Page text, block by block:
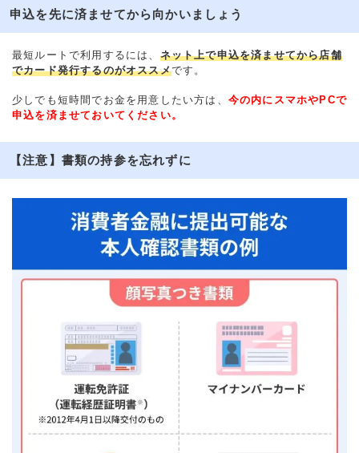
申込を先に済ませてから向かいましょう
最短ルートで利用するには、 ネット上で申込を済ませてから店舗
でカード発行するのがオススメです。
少しでも短時間でお金を用意したい方は、 今の内にスマホやPCで
申込を済ませておいてください。
【注意】書類の持参を忘れずに